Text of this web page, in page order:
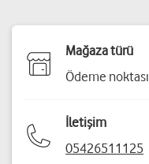
Mağaza türü
Ödeme noktası
İletişim
05426511125